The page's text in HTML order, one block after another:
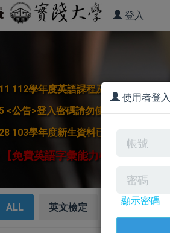
登入
112學年度英語課程及學生帳號資料
<公告>登入密碼請勿使用特殊符號，
103學年度新生資料已經匯入系統，
【免費英語字彙能力檢測】 你行嗎
ALL 英文檢定 英文聽力閱讀
使用者登入
顯示密碼